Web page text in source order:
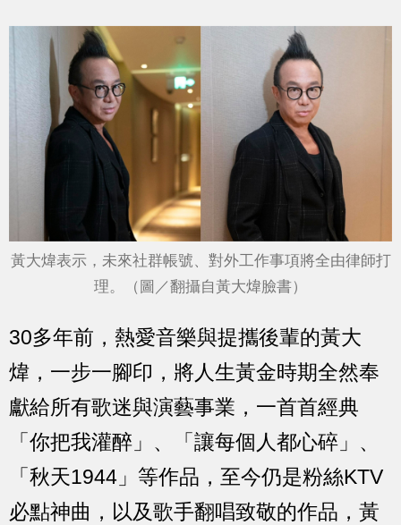
黃大煒表示，未來社群帳號、對外工作事項將全由律師打
理。（圖／翻攝自黃大煒臉書）
30多年前，熱愛音樂與提攜後輩的黃大
煒，一步一腳印，將人生黃金時期全然奉
獻給所有歌迷與演藝事業，一首首經典
「你把我灌醉」、「讓每個人都心碎」、
「秋天1944」等作品，至今仍是粉絲KTV
必點神曲，以及歌手翻唱致敬的作品，黃